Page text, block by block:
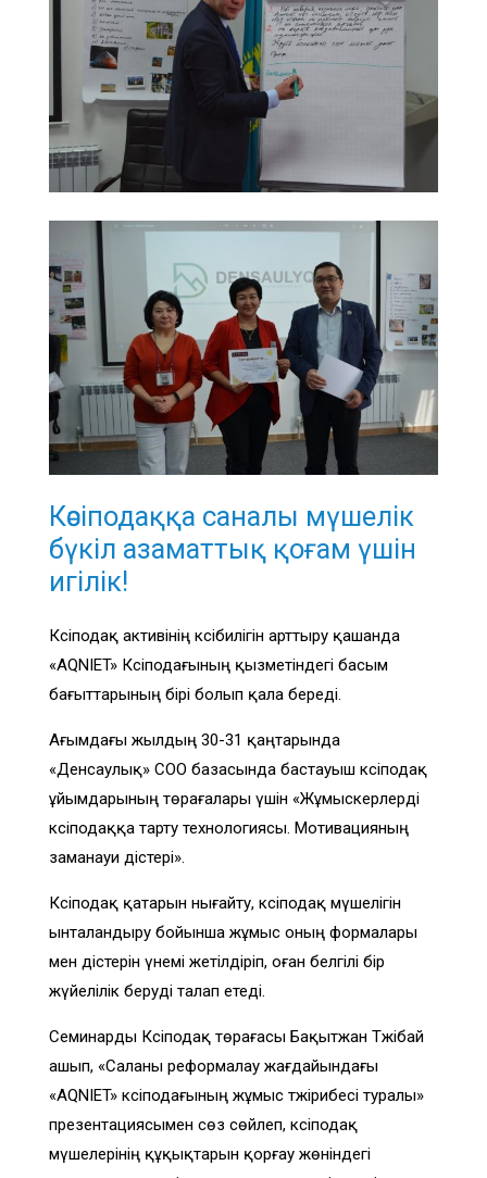
Кәсіподаққа саналы мүшелік
бүкіл азаматтық қоғам үшін
игілік!
Кәсіподақ активінің кәсібилігін арттыру қашанда
«AQNIET» Кәсіподағының қызметіндегі басым
бағыттарының бірі болып қала береді.
Ағымдағы жылдың 30-31 қаңтарында
«Денсаулық» СОО базасында бастауыш кәсіподақ
ұйымдарының төрағалары үшін «Жұмыскерлерді
кәсіподаққа тарту технологиясы. Мотивацияның
заманауи әдістері».
Кәсіподақ қатарын нығайту, кәсіподақ мүшелігін
ынталандыру бойынша жұмыс оның формалары
мен әдістерін үнемі жетілдіріп, оған белгілі бір
жүйелілік беруді талап етеді.
Семинарды Кәсіподақ төрағасы Бақытжан Тәжібай
ашып, «Саланы реформалау жағдайындағы
«AQNIET» кәсіподағының жұмыс тәжірибесі туралы»
презентациясымен сөз сөйлеп, кәсіподақ
мүшелерінің құқықтарын қорғау жөніндегі